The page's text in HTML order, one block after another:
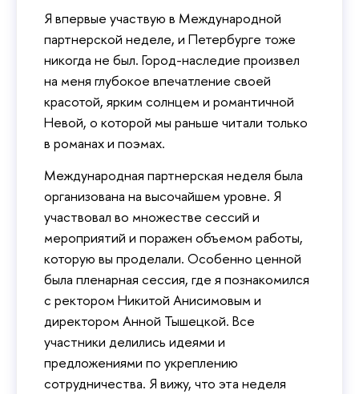
Я впервые участвую в Международной
партнерской неделе, и Петербурге тоже
никогда не был. Город-наследие произвел
на меня глубокое впечатление своей
красотой, ярким солнцем и романтичной
Невой, о которой мы раньше читали только
в романах и поэмах.
Международная партнерская неделя была
организована на высочайшем уровне. Я
участвовал во множестве сессий и
мероприятий и поражен объемом работы,
которую вы проделали. Особенно ценной
была пленарная сессия, где я познакомился
с ректором Никитой Анисимовым и
директором Анной Тышецкой. Все
участники делились идеями и
предложениями по укреплению
сотрудничества. Я вижу, что эта неделя